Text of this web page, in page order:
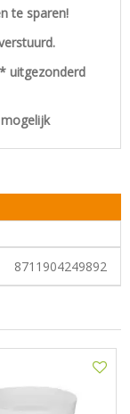
te sparen!
uitgezonderd
8711904249892